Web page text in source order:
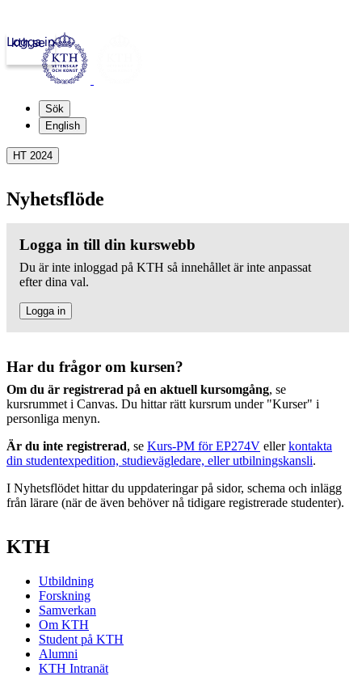
kth.se
Logga in
Sök
English
HT 2024
Nyhetsflöde
Logga in till din kurswebb
Du är inte inloggad på KTH så innehållet är inte anpassat
efter dina val.
Logga in
Har du frågor om kursen?
Om du är registrerad på en aktuell kursomgång, se
kursrummet i Canvas. Du hittar rätt kursrum under "Kurser" i
personliga menyn.
Är du inte registrerad, se Kurs-PM för EP274V ellerkontakta
din studentexpedition, studievägledare, eller utbilningskansli.
I Nyhetsflödet hittar du uppdateringar på sidor, schema och inlägg
från lärare (när de även behöver nå tidigare registrerade studenter).
KTH
Utbildning
Forskning
Samverkan
Om KTH
Student på KTH
Alumni
KTH Intranät